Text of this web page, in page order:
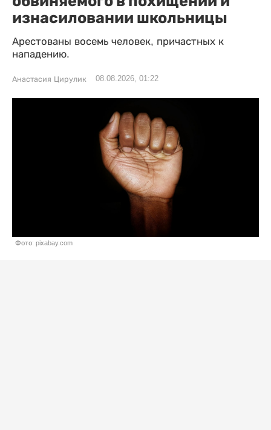
изнасиловании школьницы
Арестованы восемь человек, причастных к
нападению.
Анастасия Цирулик 08.08.2026, 01:22
Фото: pixabay.com